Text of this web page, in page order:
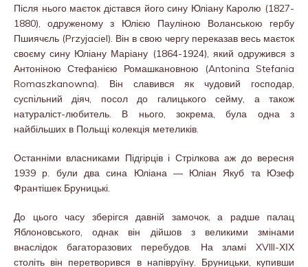
Після нього маєток дістався його сину Юліану Каролю (1827-
1880), одруженому з Юлією Пауліною Воланською гербу
Пшиячєль (Przyjaciel). Він в свою чергу переказав весь маєток
своєму сину Юліану Маріану (1864-1924), який одружився з
Антоніною Стефанією Ромашкановною (Antonina Stefania
Romaszkanowna). Він славився як чудовий господар,
суспільний діяч, посол до галицького сейму, а також
натураліст-любитель. В нього, зокрема, була одна з
найбільших в Польщі колекція метеликів.
Останніми власниками Підгірців і Стрілкова аж до вересня
1939 р. були два сина Юліана — Юліан Якуб та Юзеф
Франтішек Бруницькі.
До цього часу зберігся давній замочок, а радше палац
Яблоновського, однак він дійшов з великими змінами
внаслідок багаторазових перебудов. На зламі XVIII-ХІХ
століть він перетворився в напівруїну. Бруницьки, купивши